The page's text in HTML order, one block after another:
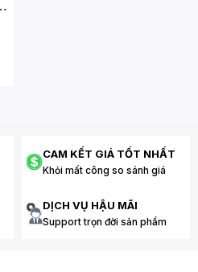
CAM KẾT GIÁ TỐT NHẤT
Khỏi mất công so sánh giá
DỊCH VỤ HẬU MÃI
Support trọn đời sản phẩm